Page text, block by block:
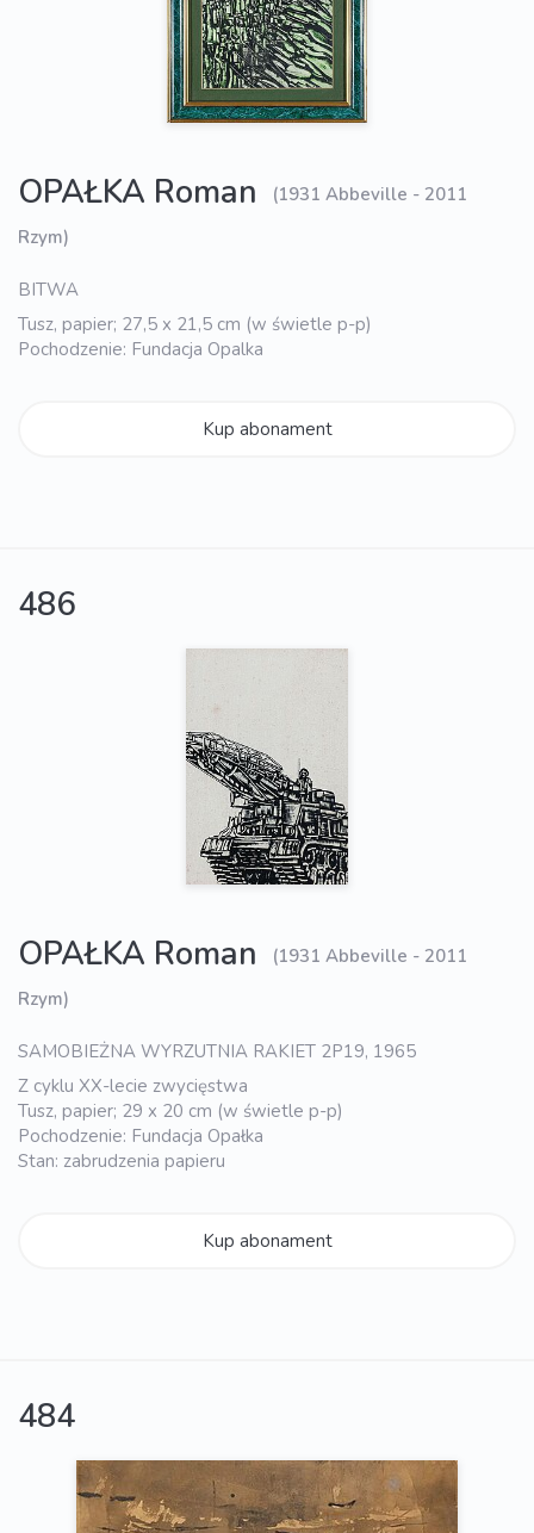
OPAŁKA Roman
(1931 Abbeville - 2011
Rzym)
BITWA
Tusz, papier; 27,5 x 21,5 cm (w świetle p-p)
Pochodzenie: Fundacja Opalka
Kup abonament
486
OPAŁKA Roman
(1931 Abbeville - 2011
Rzym)
SAMOBIEŻNA WYRZUTNIA RAKIET 2P19, 1965
Z cyklu XX-lecie zwycięstwa
Tusz, papier; 29 x 20 cm (w świetle p-p)
Pochodzenie: Fundacja Opałka
Stan: zabrudzenia papieru
Kup abonament
484